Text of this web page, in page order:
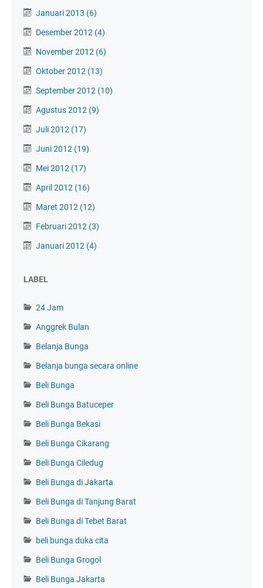
Januari 2013 (6)
Desember 2012 (4)
November 2012 (6)
Oktober 2012 (13)
September 2012 (10)
Agustus 2012 (9)
Juli 2012 (17)
Juni 2012 (19)
Mei 2012 (17)
April 2012 (16)
Maret 2012 (12)
Februari 2012 (3)
Januari 2012 (4)
LABEL
24 Jam
Anggrek Bulan
Belanja Bunga
Belanja bunga secara online
Beli Bunga
Beli Bunga Batuceper
Beli Bunga Bekasi
Beli Bunga Cikarang
Beli Bunga Ciledug
Beli Bunga di Jakarta
Beli Bunga di Tanjung Barat
Beli Bunga di Tebet Barat
beli bunga duka cita
Beli Bunga Grogol
Beli Bunga Jakarta